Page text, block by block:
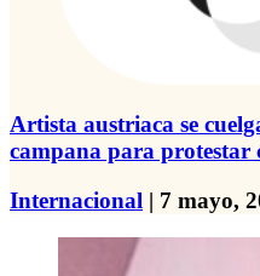
Artista austriaca se
campana para protestar
Internacional | 7 mayo,